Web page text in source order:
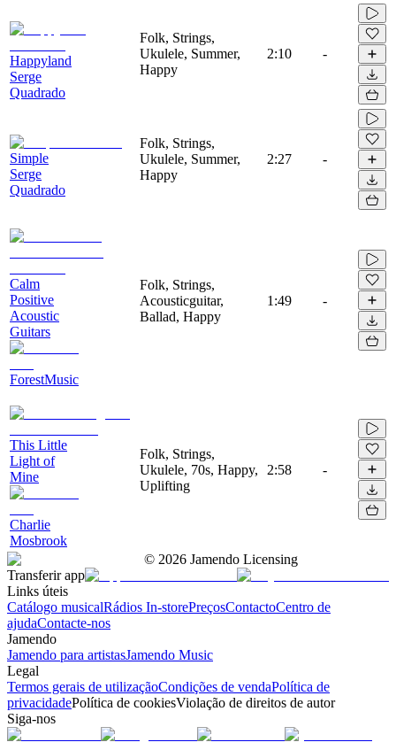
Happyland
Serge
Quadrado
Folk, Strings,
Ukulele, Summer,
Happy
2:10 -
Simple
Serge
Quadrado
Folk, Strings,
Ukulele, Summer,
Happy
2:27 -
Calm
Positive
Acoustic
Guitars
ForestMusic
Folk, Strings,
Acousticguitar,
Ballad, Happy
1:49 -
This Little
Light of
Mine
Charlie
Mosbrook
Folk, Strings,
Ukulele, 70s, Happy,
Uplifting
2:58 -
© 2026 Jamendo Licensing
Transferir app
Links úteis
Catálogo musicalRádios In-storePreçosContactoCentro de
ajudaContacte-nos
Jamendo
Jamendo para artistasJamendo Music
Legal
Termos gerais de utilizaçãoCondições de vendaPolítica de
privacidadePolítica de cookiesViolação de direitos de autor
Siga-nos